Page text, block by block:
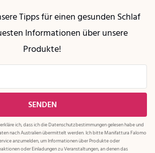
Tipps für einen gesunden Schlaf
Informationen über unsere
Produkte!
ich, dass ich dieDatenschutzbestimmungengelesen habe und
nach Australien übermittelt werden. Ich bitte Manifattura Falomo
anzumelden, um Informationen über Produkte oder
oder Einladungen zu Veranstaltungen, an denen das